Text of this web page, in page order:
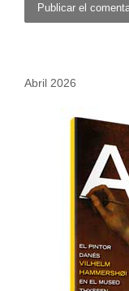
Abril 2026